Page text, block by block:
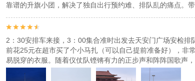
靠谱的升旗小团，解决了独自出行预约难、排队乱的痛点。


2：30安排车来接，3：00集合准时出发去天安门广场安检
前花25元在超市买了个小马扎（可以自己提前准备好），非
易脱穿的衣服。随着仪仗队铿锵有力的正步声和阵阵国歌声